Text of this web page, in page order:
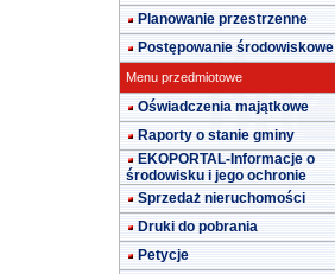
Planowanie przestrzenne
Postępowanie środowiskowe
Menu przedmiotowe
Oświadczenia majątkowe
Raporty o stanie gminy
EKOPORTAL-Informacje o
środowisku i jego ochronie
Sprzedaż nieruchomości
Druki do pobrania
Petycje